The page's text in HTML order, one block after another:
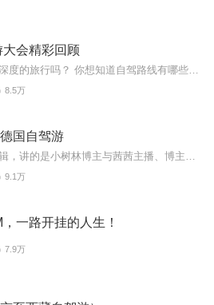
会精彩回顾
8.5万
国自驾游
9.1万
一路开挂的人生！
7.9万